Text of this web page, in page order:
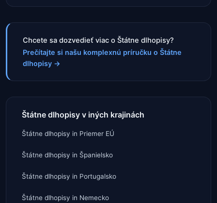
Chcete sa dozvedieť viac o Štátne dlhopisy?
Prečítajte si našu komplexnú príručku o Štátne
dlhopisy →
Štátne dlhopisy v iných krajinách
Štátne dlhopisy in Priemer EÚ
Štátne dlhopisy in Španielsko
Štátne dlhopisy in Portugalsko
Štátne dlhopisy in Nemecko